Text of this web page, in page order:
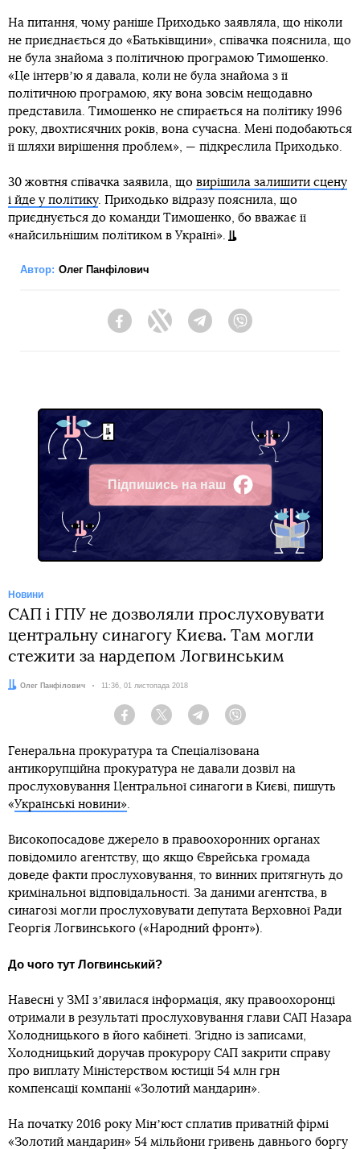
На питання, чому раніше Приходько заявляла, що ніколи
не приєднається до «Батьківщини», співачка пояснила, що
не була знайома з політичною програмою Тимошенко.
«Це інтервʼю я давала, коли не була знайома з її
політичною програмою, яку вона зовсім нещодавно
представила. Тимошенко не спирається на політику 1996
року, двохтисячних років, вона сучасна. Мені подобаються
її шляхи вирішення проблем», — підкреслила Приходько.
30 жовтня співачка заявила, що вирішила залишити сцену
і йде у політику. Приходько відразу пояснила, що
приєднується до команди Тимошенко, бо вважає її
«найсильнішим політиком в Україні».
Автор: Олег Панфілович
FacebookTwitter Telegram
Підпишись на наш
Facebook
Новини
САП і ГПУ не дозволяли прослуховувати
центральну синагогу Києва. Там могли
стежити за нардепом Логвинським
Автор:
Олег Панфілович Дата:
11:36, 01 листопада 2018
Facebook Twitter Telegram
Генеральна прокуратура та Спеціалізована
антикорупційна прокуратура не давали дозвіл на
прослуховування Центральної синагоги в Києві, пишуть
«Українські новини».
Високопосадове джерело в правоохоронних органах
повідомило агентству, що якщо Єврейська громада
доведе факти прослуховування, то винних притягнуть до
кримінальної відповідальності. За даними агентства, в
синагозі могли прослуховувати депутата Верховної Ради
Георгія Логвинського («Народний фронт»).
До чого тут Логвинський?
Навесні у ЗМІ зʼявилася інформація, яку правоохоронці
отримали в результаті прослуховування глави САП Назара
Холодницького в його кабінеті. Згідно із записами,
Холодницький доручав прокурору САП закрити справу
про виплату Міністерством юстиції 54 млн грн
компенсації компанії «Золотий мандарин».
На початку 2016 року Мінʼюст сплатив приватній фірмі
«Золотий мандарин» 54 мільйони гривень давнього боргу